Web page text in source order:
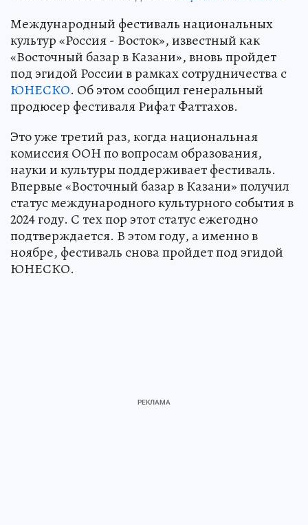
Международный фестиваль национальных
культур «Россия - Восток», известный как
«Восточный базар в Казани», вновь пройдет
под эгидой России в рамках сотрудничества с
ЮНЕСКО. Об этом сообщил генеральный
продюсер фестиваля Рифат Фаттахов.
Это уже третий раз, когда национальная
комиссия ООН по вопросам образования,
науки и культуры поддерживает фестиваль.
Впервые «Восточный базар в Казани» получил
статус международного культурного события в
2024 году. С тех пор этот статус ежегодно
подтверждается. В этом году, а именно в
ноябре, фестиваль снова пройдет под эгидой
ЮНЕСКО.